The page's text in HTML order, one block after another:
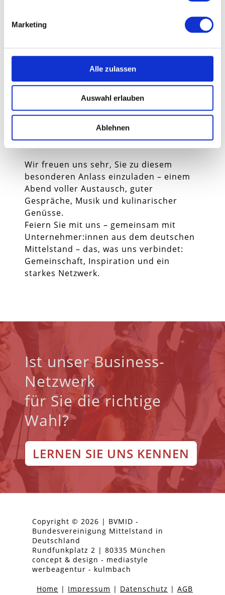
Marketing
Alle zulassen
Auswahl erlauben
Ablehnen
Verbindungen zu vertiefen und dabei
Und falls das Wetter einmal nicht
mitspielt – kein Problem: Dann
das stilvolle Ambiente unseres
Restaurants. So steht einem
stimmungsvollen Abend bei jedem
Wetter nichts im Weg.
Wir freuen uns sehr, Sie zu diesem
besonderen Anlass einzuladen – einem
Abend voller Austausch, guter
Gespräche, Musik und kulinarischer
Genüsse.
Feiern Sie mit uns – gemeinsam mit
Unternehmer:innen aus dem deutschen
Mittelstand – das, was uns verbindet:
Gemeinschaft, Inspiration und ein
starkes Netzwerk.
Ist unser Business-
Netzwerk
für Sie die richtige
Wahl?
LERNEN SIE UNS KENNEN
Copyright © 2026 | BVMID -
Bundesvereinigung Mittelstand in
Deutschland
Rundfunkplatz 2 | 80335 München
concept & design - mediastyle
werbeagentur - kulmbach
Home | Impressum | Datenschutz | AGB